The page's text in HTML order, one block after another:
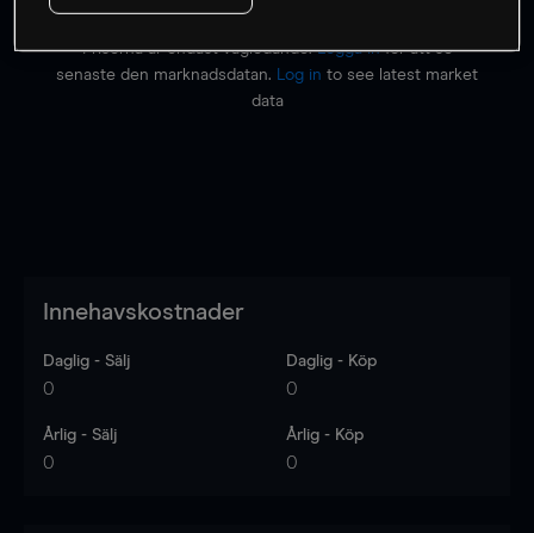
Priserna är endast vägledande.Logga inför att se
senaste den marknadsdatan.
Log in to see latest market
data
Innehavskostnader
Daglig - Sälj
0
Daglig - Köp
0
Årlig - Sälj
0
Årlig - Köp
0